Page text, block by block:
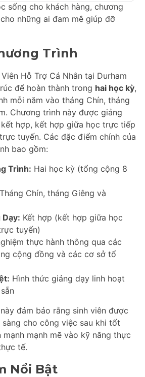
sống cho khách hàng, chương
những ai đam mê giúp đỡ
Trình
Hỗ Trợ Cá Nhân tại Durham
để hoàn thành trong hai học kỳ,
mỗi năm vào tháng Chín, tháng
Chương trình này được giảng
hợp, kết hợp giữa học trực tiếp
tuyến. Các đặc điểm chính của
bao gồm:
Trình: Hai học kỳ (tổng cộng 8
Tháng Chín, tháng Giêng và
Dạy: Kết hợp (kết hợp giữa học
tuyến)
thực hành thông qua các
cộng đồng và các cơ sở tổ
Hình thức giảng dạy linh hoạt
đảm bảo rằng sinh viên được
cho công việc sau khi tốt
mạnh mạnh mẽ vào kỹ năng thực
tế.
Nổi Bật